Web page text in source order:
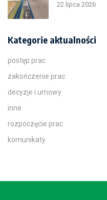
22 lipca 2026
Kategorie aktualności
postęp prac
zakończenie prac
decyzje i umowy
inne
rozpoczęcie prac
komunikaty